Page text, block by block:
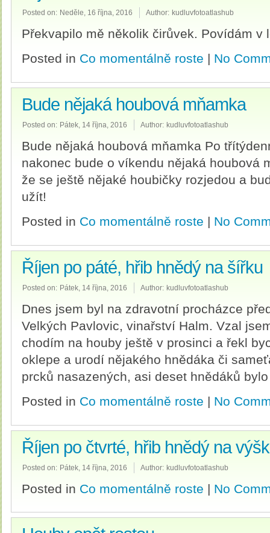
Posted on: Neděle, 16 října, 2016 Author: kudluvfotoatlashub
Překvapilo mě několik čirůvek. Povídám v
Posted in Co momentálně roste | No
Bude nějaká houbová mňamka
Posted on: Pátek, 14 října, 2016 Author: kudluvfotoatlashub
Bude nějaká houbová mňamka Po
nakonec bude o víkendu nějaká houbová
že se ještě nějaké houbičky rozjedou a
užít!
Posted in Co momentálně roste | No
Říjen po páté, hřib hnědý na šířku
Posted on: Pátek, 14 října, 2016 Author: kudluvfotoatlashub
Dnes jsem byl na zdravotní procházce
Velkých Pavlovic, vinařství Halm. Vzal
chodím na houby ještě v prosinci a řekl
oklepe a urodí nějakého hnědáka či
prcků nasazených, asi deset hnědáků
Posted in Co momentálně roste | No
Říjen po čtvrté, hřib hnědý na
Posted on: Pátek, 14 října, 2016 Author: kudluvfotoatlashub
Posted in Co momentálně roste | No